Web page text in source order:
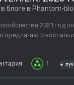
блоге в Phantom-
2021 год
предлагаю с
1